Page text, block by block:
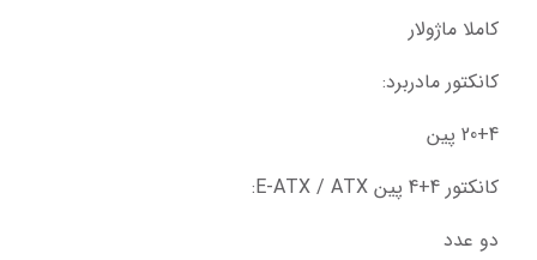
کاملا ماژولار
کانکتور مادربرد:
20+4 پین
کانکتور 4+4 پین E-ATX / ATX:
دو عدد